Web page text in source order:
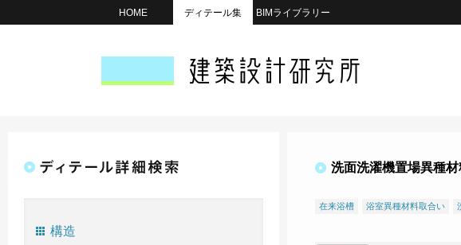
HOME ディテール集 BIMライブラリー
構造
洗面洗濯機置場異種
在来浴槽 浴室異種材料取合い